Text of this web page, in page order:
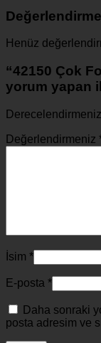
Henüz
“42150 Çok
yorum yapan
Derecelendirmeniz
Değerlendirmeniz
İsim *
E-posta *
Daha sonraki
posta adresim ve